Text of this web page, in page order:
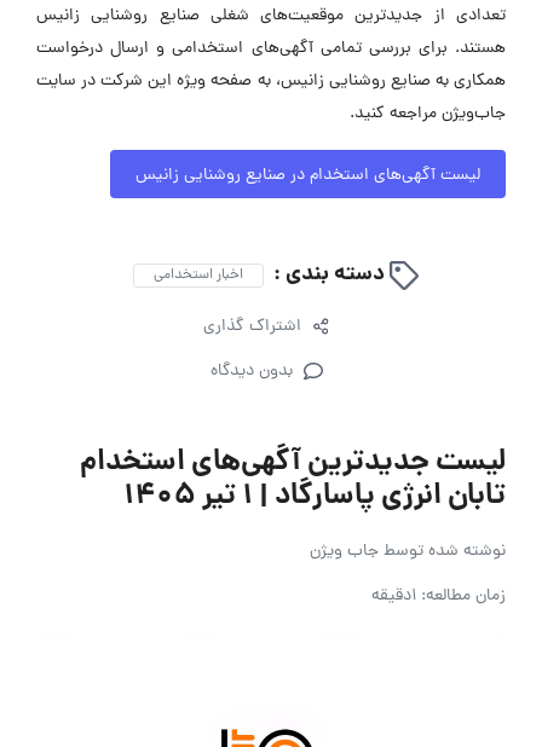
تعدادی از جدیدترین موقعیت‌های شغلی صنایع روشنایی زانیس
هستند. برای بررسی تمامی آگهی‌های استخدامی و ارسال درخواست
همکاری به صنایع روشنایی زانیس، به صفحه ویژه این شرکت در سایت
جاب‌ویژن مراجعه کنید.
لیست آگهی‌های استخدام در صنایع روشنایی زانیس
دسته بندی : اخبار استخدامی
اشتراک گذاری
بدون دیدگاه
لیست جدیدترین آگهی‌های استخدام
تابان انرژی پاسارگاد | ۱ تیر ۱۴۰۵
نوشته شده توسطجاب ویژن
زمان مطالعه: 1دقیقه